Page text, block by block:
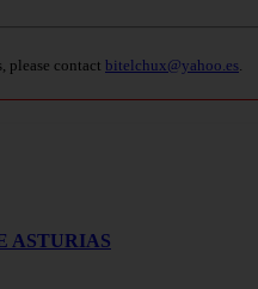
contact bitelchux@yahoo.es
ASTURIAS